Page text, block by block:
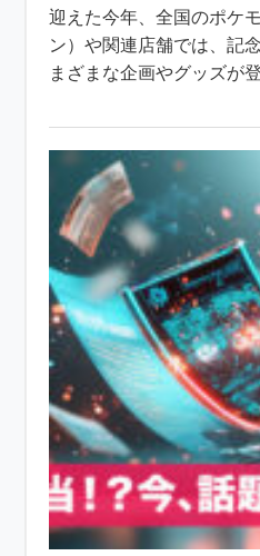
迎えた今年、全国のポケ
ン）や関連店舗では、記
まざまな企画やグッズが